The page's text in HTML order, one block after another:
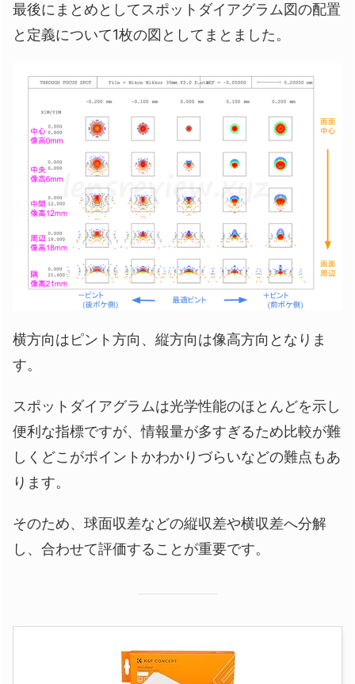
最後にまとめとしてスポットダイアグラム図の配置
と定義について1枚の図としてまとました。
横方向はピント方向、縦方向は像高方向となりま
す。
スポットダイアグラムは光学性能のほとんどを示し
便利な指標ですが、情報量が多すぎるため比較が難
しくどこがポイントかわかりづらいなどの難点もあ
ります。
そのため、球面収差などの縦収差や横収差へ分解
し、合わせて評価することが重要です。